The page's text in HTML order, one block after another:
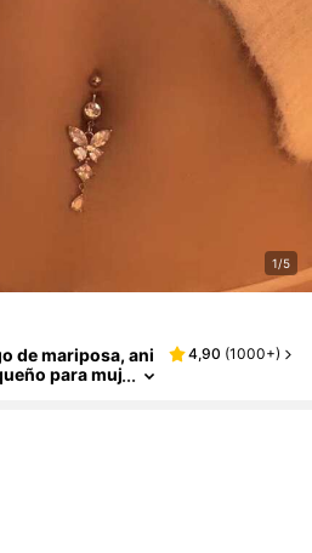
1/5
de mariposa, ani
para muj
4,90 (1000+)